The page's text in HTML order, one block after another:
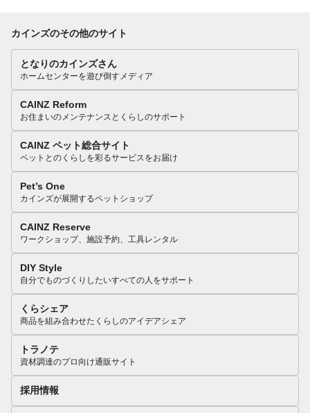
カインズのその他のサイト
となりのカインズさん
ホームセンターを遊び倒すメディア
CAINZ Reform
お住まいのメンテナンスとくらしのサポート
CAINZ ペット総合サイト
ペットとのくらしを彩るサービスをお届け
Pet’s One
カインズが展開するペットショップ
CAINZ Reserve
ワークショップ、施設予約、工具レンタル
DIY Style
自分でものづくりしたいすべての人をサポート
くらシェア
商品を組み合わせたくらしのアイデアシェア
トラノテ
資材調達のプロ向け通販サイト
採用情報